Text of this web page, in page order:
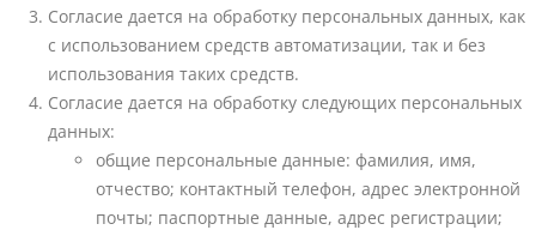
Согласие дается на обработку персональных данных, как
с использованием средств автоматизации, так и без
использования таких средств.
Согласие дается на обработку следующих персональных
данных:
общие персональные данные: фамилия, имя,
отчество; контактный телефон, адрес электронной
почты; паспортные данные, адрес регистрации;